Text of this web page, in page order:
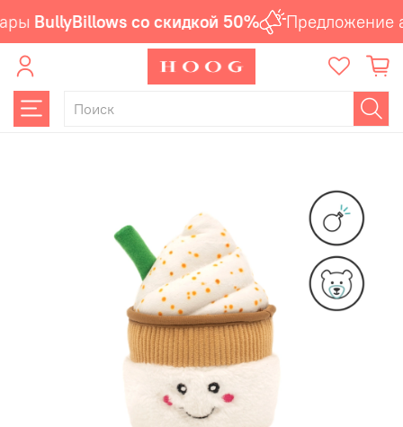
BullyBillows со скидкой 50% Предложение